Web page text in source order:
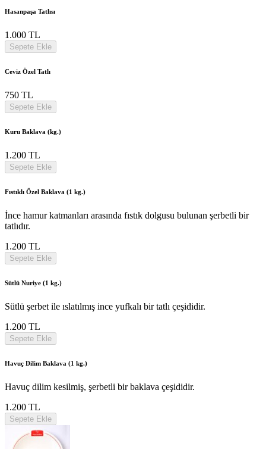
Hasanpaşa Tatlısı
1.000 TL
Sepete Ekle
Ceviz Özel Tatlı
750 TL
Sepete Ekle
Kuru Baklava (kg.)
1.200 TL
Sepete Ekle
Fıstıklı Özel Baklava (1 kg.)
İnce hamur katmanları arasında fıstık dolgusu bulunan şerbetli bir
tatlıdır.
1.200 TL
Sepete Ekle
Sütlü Nuriye (1 kg.)
Sütlü şerbet ile ıslatılmış ince yufkalı bir tatlı çeşididir.
1.200 TL
Sepete Ekle
Havuç Dilim Baklava (1 kg.)
Havuç dilim kesilmiş, şerbetli bir baklava çeşididir.
1.200 TL
Sepete Ekle